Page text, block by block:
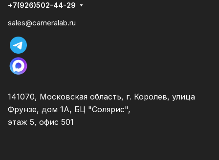
+7(926)502-44-29
sales@cameralab.ru
141070, Московская область, г. Королев, улица
Фрунзе, дом 1А, БЦ "Солярис",
этаж 5, офис 501